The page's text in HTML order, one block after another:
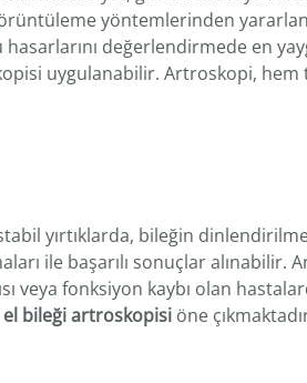
yöntemlerinden
değerlendirmede en
uygulanabilir. Artroskopi, hem
yırtıklarda, bileğin
ile başarılı sonuçlar alınabilir.
veya fonksiyon kaybı olan
el bileği artroskopisi öne